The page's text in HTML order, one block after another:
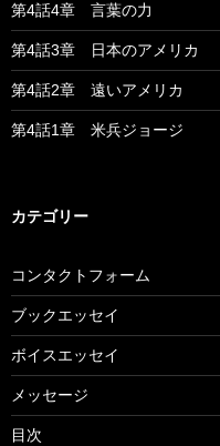
第4話4章 言葉の力
第4話3章 日本のアメリカ
第4話2章 遠いアメリカ
第4話1章 米兵ジョージ
カテゴリー
コンタクトフォーム
ブックエッセイ
ボイスエッセイ
メッセージ
目次